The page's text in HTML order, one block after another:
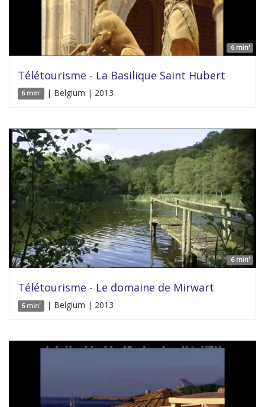
6 min'
Télétourisme - La Basilique Saint Hubert
6 min' | Belgium | 2013
6 min'
Télétourisme - Le domaine de Mirwart
6 min' | Belgium | 2013